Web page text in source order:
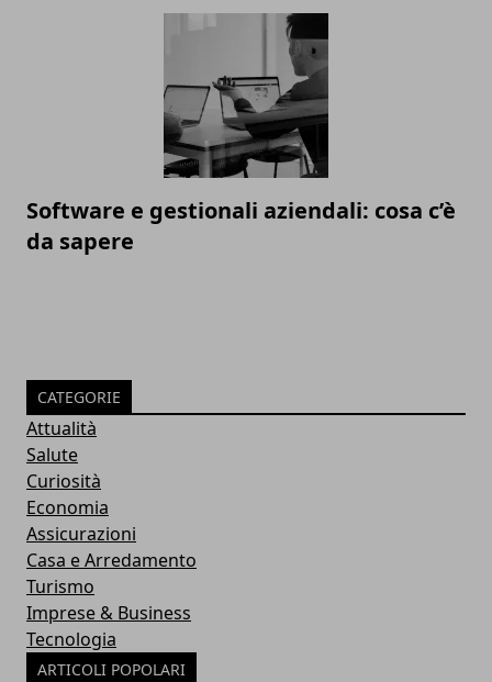
Software e gestionali aziendali: cosa c’è
da sapere
CATEGORIE
Attualità
Salute
Curiosità
Economia
Assicurazioni
Casa e Arredamento
Turismo
Imprese & Business
Tecnologia
ARTICOLI POPOLARI